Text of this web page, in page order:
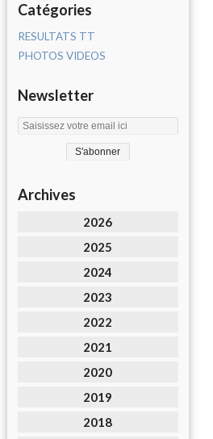
Catégories
RESULTATS TT
PHOTOS VIDEOS
Newsletter
Archives
2026
2025
2024
2023
2022
2021
2020
2019
2018